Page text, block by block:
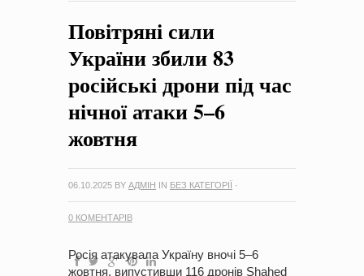
на період 2018 – 2020 роки Оголошення про збір ідей
0 Коментарів
Повітряні сили
України збили 83
російські дрони під час
нічної атаки 5–6
жовтня
06.10.2025 BY АДМІН IN БЕЗ КАТЕГОРІЇ ·
0 КОМЕНТАРІВ
Росія атакувала Україну вночі 5–6
жовтня, випустивши 116 дронів Shahed